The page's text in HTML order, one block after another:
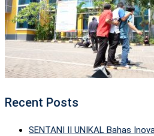
Recent Posts
SENTANI II UNIKAL Bahas